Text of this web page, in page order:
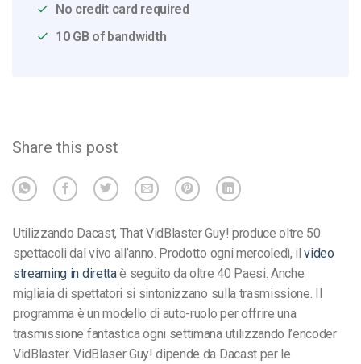
No credit card required
10 GB of bandwidth
Share this post
Utilizzando Dacast, That VidBlaster Guy! produce oltre 50
spettacoli dal vivo all’anno. Prodotto ogni mercoledì, ilvideo
streaming in direttaè seguito da oltre 40 Paesi. Anche
migliaia di spettatori si sintonizzano sulla trasmissione. Il
programma è un modello di auto-ruolo per offrire una
trasmissione fantastica ogni settimana utilizzando l’encoder
VidBlaster. VidBlaser Guy! dipende da Dacast per le